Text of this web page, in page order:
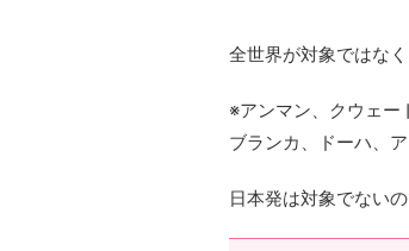
全世界が対象ではな
※アンマン、クウェー
ブランカ、ドーハ、
日本発は対象でないの